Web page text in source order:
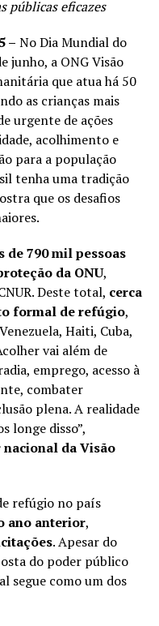
públicas eficazes
– No Dia Mundial do
junho, a ONG Visão
que atua há 50
as crianças mais
urgente de ações
acolhimento e
para a população
tenha uma tradição
que os desafios
de 790 mil pessoas
da ONU,
Deste total, cerca
formal de refúgio,
Haiti, Cuba,
vai além de
emprego, acesso à
combater
plena. A realidade
longe disso”,
da Visão
refúgio no país
ano anterior,
. Apesar do
do poder público
segue como um dos